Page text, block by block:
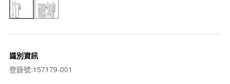
識別資訊
登錄號:157179-001